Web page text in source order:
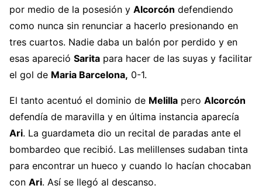
por medio de la posesión y Alcorcón defendiendo
como nunca sin renunciar a hacerlo presionando en
tres cuartos. Nadie daba un balón por perdido y en
esas apareció Sarita para hacer de las suyas y facilitar
el gol de Maria Barcelona, 0-1.
El tanto acentuó el dominio de Melilla pero Alcorcón
defendía de maravilla y en última instancia aparecía
Ari. La guardameta dio un recital de paradas ante el
bombardeo que recibió. Las melillenses sudaban tinta
para encontrar un hueco y cuando lo hacían chocaban
con Ari. Así se llegó al descanso.